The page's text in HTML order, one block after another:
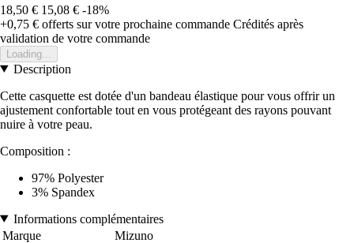
18,50 € 15,08 € -18%
+0,75 € offerts sur votre prochaine commande Crédités après
validation de votre commande
Loading...
Description
Cette casquette est dotée d'un bandeau élastique pour vous offrir un
ajustement confortable tout en vous protégeant des rayons pouvant
nuire à votre peau.
Composition :
97% Polyester
3% Spandex
Informations complémentaires
Marque
Mizuno